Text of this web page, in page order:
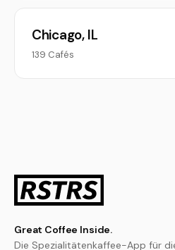
Chicago, IL
139 Cafés
Great Coffee Inside.
Die Spezialitätenkaffee-App für